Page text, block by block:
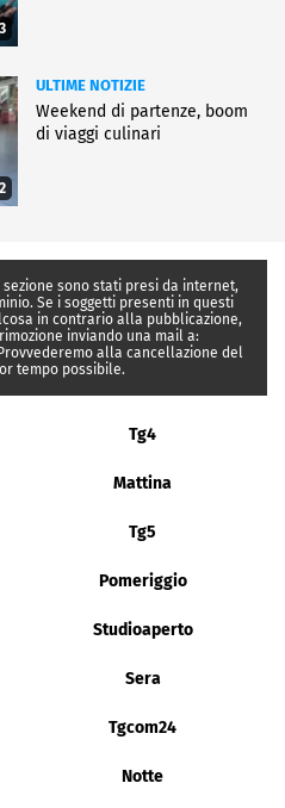
ULTIME NOTIZIE
Weekend di partenze, boom
di viaggi culinari
sono stati presi da internet,
Se i soggetti presenti in questi
in contrario alla pubblicazione,
inviando una mail a:
alla cancellazione del
tempo possibile.
Tg4
Mattina
Tg5
Pomeriggio
Studioaperto
Sera
Tgcom24
Notte